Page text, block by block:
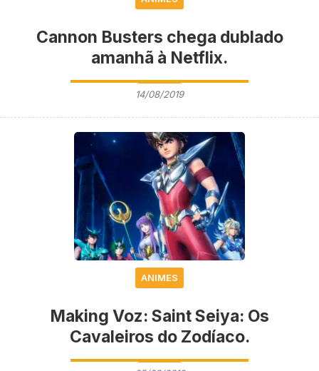
Cannon Busters chega dublado
amanhã à Netflix.
14/08/2019
ANIMES
Making Voz: Saint Seiya: Os
Cavaleiros do Zodíaco.